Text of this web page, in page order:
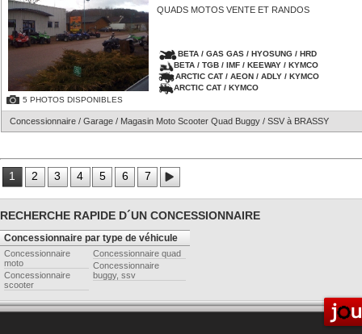
5 PHOTOS DISPONIBLES
QUADS MOTOS VENTE ET RANDOS
BETA / GAS GAS / HYOSUNG / HRD
BETA / TGB / IMF / KEEWAY / KYMCO
ARCTIC CAT / AEON / ADLY / KYMCO
ARCTIC CAT / KYMCO
Concessionnaire / Garage / Magasin Moto Scooter Quad Buggy / SSV à BRASSY
1 2 3 4 5 6 7
RECHERCHE RAPIDE D´UN CONCESSIONNAIRE
Concessionnaire par type de véhicule
Concessionnaire
moto
Concessionnaire
scooter
Concessionnaire quad
Concessionnaire
buggy, ssv